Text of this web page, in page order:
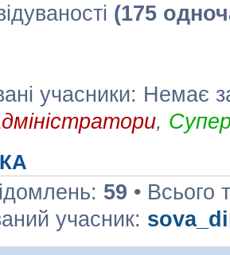
(175
учасники: Немає
,
59 • Всього
учасник: